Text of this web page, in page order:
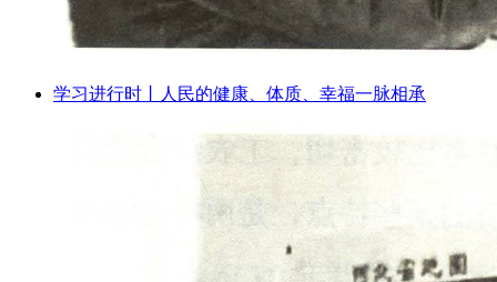
学习进行时丨人民的健康、体质、幸福一脉相承